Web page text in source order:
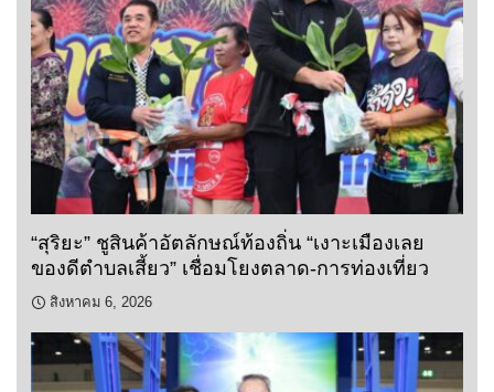
“สุริยะ” ชูสินค้าอัตลักษณ์ท้องถิ่น “เงาะเมืองเลย
ของดีตำบลเสี้ยว” เชื่อมโยงตลาด-การท่องเที่ยว
สิงหาคม 6, 2026